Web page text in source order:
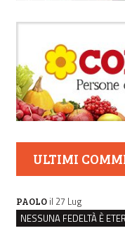
ULTIMI
PAOLO il 27 Lug
NESSUNA FEDELTÀ È